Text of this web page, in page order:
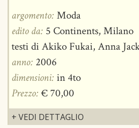
argomento: Moda
edito da: 5 Continents, Milano
testi di Akiko Fukai, Anna
anno: 2006
dimensioni: in 4to
Prezzo: € 70,00
+ VEDI DETTAGLIO